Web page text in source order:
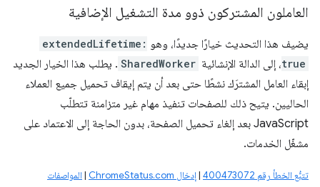
العاملون المشتركون ذوو مدة التشغيل الإضافية
يضيف هذا التحديث خيارًا جديدًا، وهو extendedLifetime:
true، إلى الدالة الإنشائية SharedWorker . يطلب هذا الخيار الجديد
إبقاء العامل المشترَك نشطًا حتى بعد أن يتم إيقاف تحميل جميع العملاء
الحاليين. يتيح ذلك للصفحات تنفيذ مهام غير متزامنة تتطلّب
JavaScript بعد إلغاء تحميل الصفحة، بدون الحاجة إلى الاعتماد على
مشغّل الخدمات.
تتبُّع الخطأ رقم 400473072 |إدخال ChromeStatus.com |المواصفات